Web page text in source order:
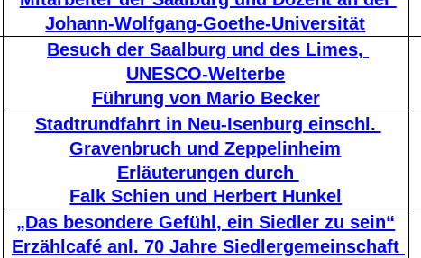
Johann-Wolfgang-Goethe-Universität
Besuch der Saalburg und des Limes,
UNESCO-Welterbe
Führung von Mario Becker
Stadtrundfahrt in Neu-Isenburg einschl.
Gravenbruch und Zeppelinheim
Erläuterungen durch
Falk Schien und Herbert Hunkel
„Das besondere Gefühl, ein Siedler zu sein“
Erzählcafé anl. 70 Jahre Siedlergemeinschaft